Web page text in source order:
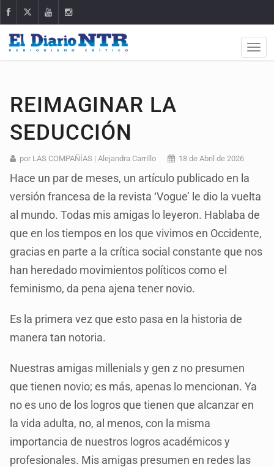
REIMAGINAR LA
SEDUCCIÓN
por LAS COMPAÑÍAS | Alejandra Carrillo 18 de Abril de 2026
Hace un par de meses, un artículo publicado en la
versión francesa de la revista ‘Vogue’ le dio la vuelta
al mundo. Todas mis amigas lo leyeron. Hablaba de
que en los tiempos en los que vivimos en Occidente,
gracias en parte a la crítica social constante que nos
han heredado movimientos políticos como el
feminismo, da pena ajena tener novio.
Es la primera vez que esto pasa en la historia de
manera tan notoria.
Nuestras amigas millenials y gen z no presumen
que tienen novio; es más, apenas lo mencionan. Ya
no es uno de los logros que tienen que alcanzar en
la vida adulta, no, al menos, con la misma
importancia de nuestros logros académicos y
profesionales. Mis amigas presumen en redes las